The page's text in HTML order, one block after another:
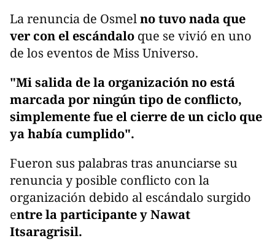
La renuncia de Osmelno tuvo nada que
ver con el escándalo que se vivió en uno
de los eventos de Miss Universo.
"Mi salida de la organización no está
marcada por ningún tipo de conflicto,
simplemente fue el cierre de un ciclo que
ya había cumplido".
Fueron sus palabras tras anunciarse su
renuncia y posible conflicto con la
organización debido al escándalo surgido
entre la participante y Nawat
Itsaragrisil.